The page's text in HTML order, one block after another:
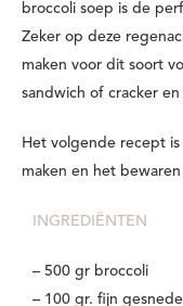
broccoli soep is de
Zeker op deze
maken voor dit soort
sandwich of cracker
Het volgende recept
maken en het
INGREDIËNTEN
– 500 gr broccoli
– 100 gr. fijn